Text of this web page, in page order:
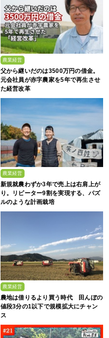
農業経営
父から継いだのは3500万円の借金。
元会社員が赤字農家を5年で再生させ
た経営改革
農業経営
新規就農わずか3年で売上は右肩上が
り。リピーター9割を実現する、パズ
ルのような計画栽培
農業経営
農地は借りるより買う時代 田んぼの
値段3分の1以下で規模拡大にチャン
ス